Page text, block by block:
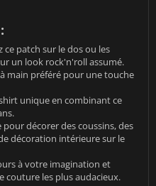
ce patch sur le dos ou les
un look rock'n'roll assumé.
main préféré pour une touche
unique en combinant ce
pour décorer des coussins, des
décoration intérieure sur le
à votre imagination et
couture les plus audacieux.